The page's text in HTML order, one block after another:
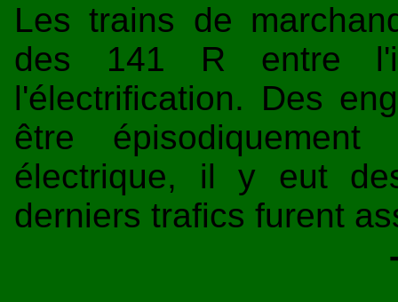
Les trains de
des 141 R entre
l'électrification. Des
être
électrique, il y eut
derniers trafics furent